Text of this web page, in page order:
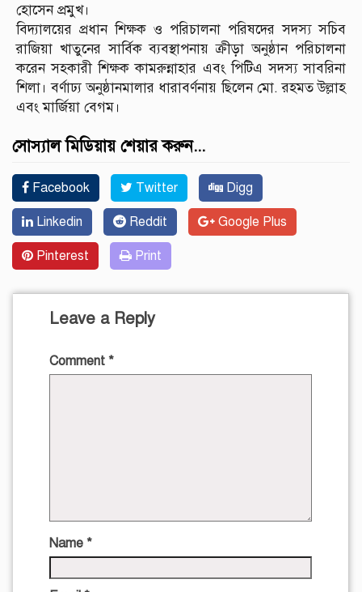
হোসেন প্রমুখ।
বিদ্যালয়ের প্রধান শিক্ষক ও পরিচালনা পরিষদের সদস্য সচিব
রাজিয়া খাতুনের সার্বিক ব্যবস্থাপনায় ক্রীড়া অনুষ্ঠান পরিচালনা
করেন সহকারী শিক্ষক কামরুন্নাহার এবং পিটিএ সদস্য সাবরিনা
শিলা। বর্ণাঢ্য অনুষ্ঠানমালার ধারাবর্ণনায় ছিলেন মো. রহমত উল্লাহ
এবং মার্জিয়া বেগম।
সোস্যাল মিডিয়ায় শেয়ার করুন...
Facebook Twitter Digg
Linkedin Reddit Google Plus
Pinterest Print
Leave a Reply
Comment *
Name *